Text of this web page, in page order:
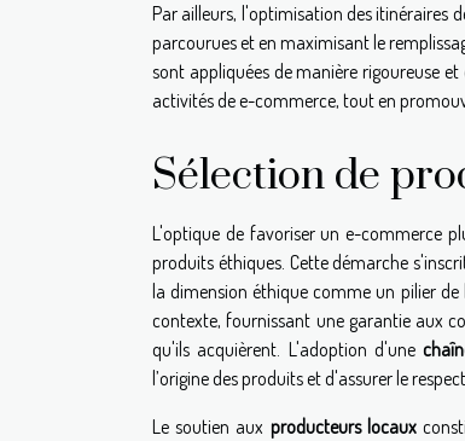
Par ailleurs, l'optimisation des itinéraires
parcourues et en maximisant le
sont appliquées de manière rigoureuse
activités de e-commerce, tout en
Sélection de
L'optique de favoriser un e-commerce
produits éthiques. Cette démarche
la dimension éthique comme un pilier
contexte, fournissant une garantie aux
qu'ils acquièrent. L'adoption d'une
l’origine des produits et d'assurer le
Le soutien aux producteurs locaux